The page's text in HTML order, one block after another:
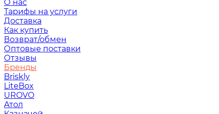
О нас
Тарифы на услуги
Доставка
Как купить
Возврат/обмен
Оптовые поставки
Отзывы
Бренды
Briskly
LiteBox
UROVO
Атол